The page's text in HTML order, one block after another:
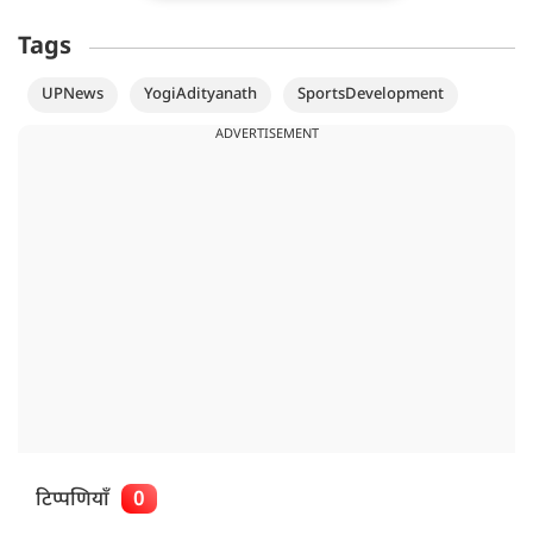
Tags
UPNews YogiAdityanath SportsDevelopment
ADVERTISEMENT
टिप्पणियाँ 0